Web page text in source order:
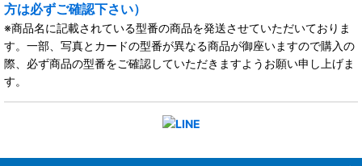
方は必ずご確認下さい）
※商品名に記載されている型番の商品を発送させていただいておりま
す。一部、写真とカードの型番が異なる商品が御座いますので購入の
際、必ず商品の型番をご確認していただきますようお願い申し上げま
す。